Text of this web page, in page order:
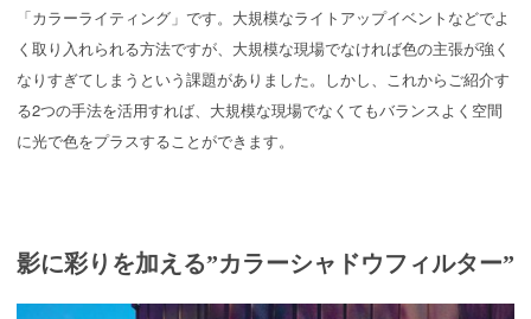
「カラーライティング」です。大規模なライトアップイベントなどでよ
く取り入れられる方法ですが、大規模な現場でなければ色の主張が強く
なりすぎてしまうという課題がありました。しかし、これからご紹介す
る2つの手法を活用すれば、大規模な現場でなくてもバランスよく空間
に光で色をプラスすることができます。
影に彩りを加える”カラーシャドウフィルター”